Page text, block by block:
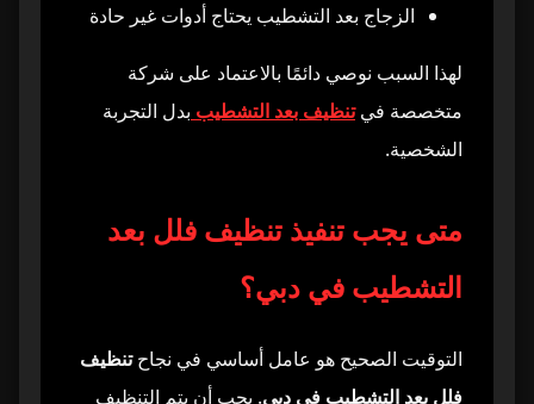
الزجاج بعد التشطيب يحتاج أدوات غير حادة
لهذا السبب نوصي دائمًا بالاعتماد على شركة
متخصصة فيتنظيف بعد التشطيب بدل التجربة
الشخصية.
متى يجب تنفيذ تنظيف فلل بعد
التشطيب في دبي؟
التوقيت الصحيح هو عامل أساسي في نجاحتنظيف
فلل بعد التشطيب في دبي. يجب أن يتم التنظيف